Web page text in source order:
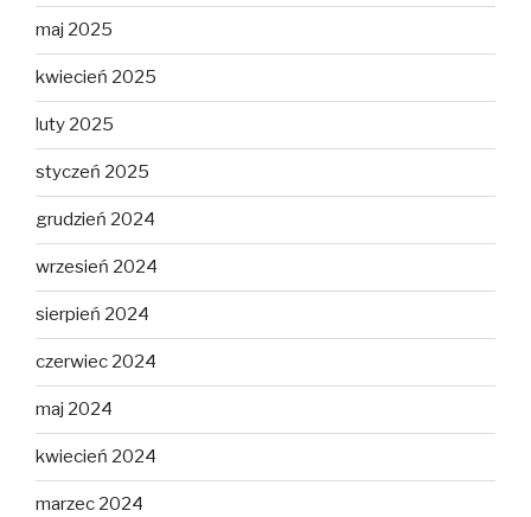
maj 2025
kwiecień 2025
luty 2025
styczeń 2025
grudzień 2024
wrzesień 2024
sierpień 2024
czerwiec 2024
maj 2024
kwiecień 2024
marzec 2024